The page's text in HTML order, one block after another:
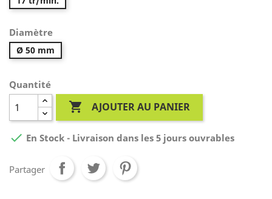
Diamètre
Ø 50 mm
Quantité
 AJOUTER AU PANIER
 En Stock - Livraison dans les 5 jours ouvrables
Partager